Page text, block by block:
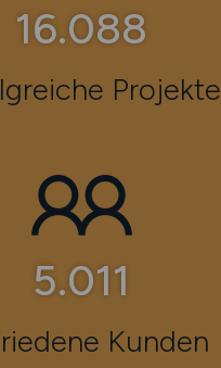
18.315
Projekte
5.716
Kunden